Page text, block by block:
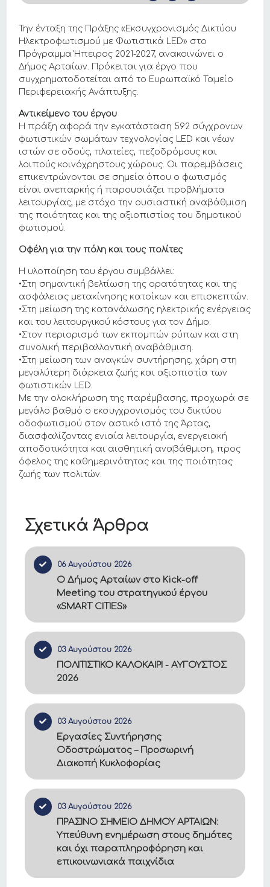
Σχετικά Άρθρα
06 Αυγούστου 2026
Ο Δήμος Αρταίων στο Kick-off
Meeting του στρατηγικού έργου
«SMART CITIES»
03 Αυγούστου 2026
ΠΟΛΙΤΙΣΤΙΚΟ ΚΑΛΟΚΑΙΡΙ - ΑΥΓΟΥΣΤΟΣ
2026
03 Αυγούστου 2026
Εργασίες Συντήρησης
Οδοστρώματος – Προσωρινή
Διακοπή Κυκλοφορίας
03 Αυγούστου 2026
ΠΡΑΣΙΝΟ ΣΗΜΕΙΟ ΔΗΜΟΥ ΑΡΤΑΙΩΝ:
Υπεύθυνη ενημέρωση στους δημότες
και όχι παραπληροφόρηση και
επικοινωνιακά παιχνίδια
Την ένταξη της Πράξης «Εκσυγχρονισμός Δικτύου
Ηλεκτροφωτισμού με Φωτιστικά LED» στο
Πρόγραμμα Ήπειρος 2021-2027, ανακοινώνει ο
Δήμος Αρταίων. Πρόκειται για έργο που
συγχρηματοδοτείται από το Ευρωπαϊκό Ταμείο
Περιφερειακής Ανάπτυξης.
Αντικείμενο του έργου
Η πράξη αφορά την εγκατάσταση 592 σύγχρονων
φωτιστικών σωμάτων τεχνολογίας LED και νέων
ιστών σε οδούς, πλατείες, πεζοδρόμους και
λοιπούς κοινόχρηστους χώρους. Οι παρεμβάσεις
επικεντρώνονται σε σημεία όπου ο φωτισμός
είναι ανεπαρκής ή παρουσιάζει προβλήματα
λειτουργίας, με στόχο την ουσιαστική αναβάθμιση
της ποιότητας και της αξιοπιστίας του δημοτικού
φωτισμού.
Οφέλη για την πόλη και τους πολίτες
Η υλοποίηση του έργου συμβάλλει:
•Στη σημαντική βελτίωση της ορατότητας και της
ασφάλειας μετακίνησης κατοίκων και επισκεπτών.
•Στη μείωση της κατανάλωσης ηλεκτρικής ενέργειας
και του λειτουργικού κόστους για τον Δήμο.
•Στον περιορισμό των εκπομπών ρύπων και στη
συνολική περιβαλλοντική αναβάθμιση.
•Στη μείωση των αναγκών συντήρησης, χάρη στη
μεγαλύτερη διάρκεια ζωής και αξιοπιστία των
φωτιστικών LED.
Με την ολοκλήρωση της παρέμβασης, προχωρά σε
μεγάλο βαθμό ο εκσυγχρονισμός του δικτύου
οδοφωτισμού στον αστικό ιστό της Άρτας,
διασφαλίζοντας ενιαία λειτουργία, ενεργειακή
αποδοτικότητα και αισθητική αναβάθμιση, προς
όφελος της καθημερινότητας και της ποιότητας
ζωής των πολιτών.